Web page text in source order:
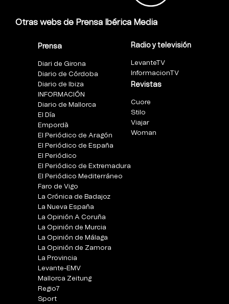
Otras webs de Prensa Ibérica Media
Prensa
Diari de Girona
Diario de Córdoba
Diario de Ibiza
INFORMACIÓN
Diario de Mallorca
El Día
Empordà
El Periódico de Aragón
El Periódico de España
El Periódico
El Periódico de Extremadura
El Periódico Mediterráneo
Faro de Vigo
La Crónica de Badajoz
La Nueva España
La Opinión A Coruña
La Opinión de Murcia
La Opinión de Málaga
La Opinión de Zamora
La Provincia
Levante-EMV
Mallorca Zeitung
Regio7
Sport
Radio y televisión
LevanteTV
InformacionTV
Revistas
Cuore
Stilo
Viajar
Woman